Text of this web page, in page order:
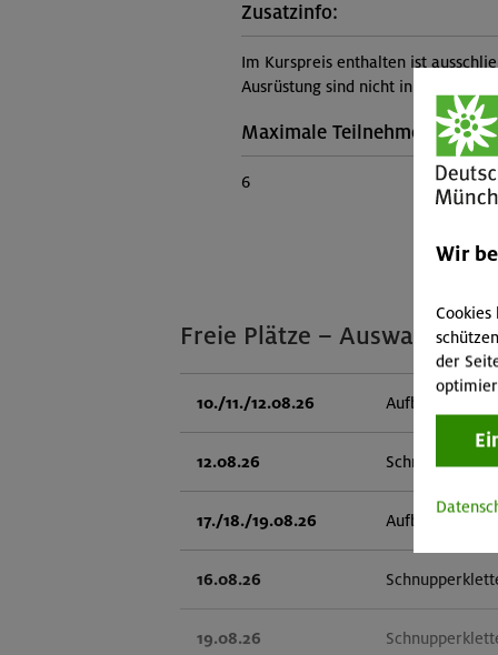
Zusatzinfo:
Im Kurspreis enthalten ist
Ausrüstung sind nicht inbegriffen
Maximale Teilnehmerzahl:
6
Freie Plätze – Auswahl
10./11./12.08.26 Aufbaukurs
12.08.26
17./18./19.08.26 Aufbaukurs
16.08.26
19.08.26
Wir
der